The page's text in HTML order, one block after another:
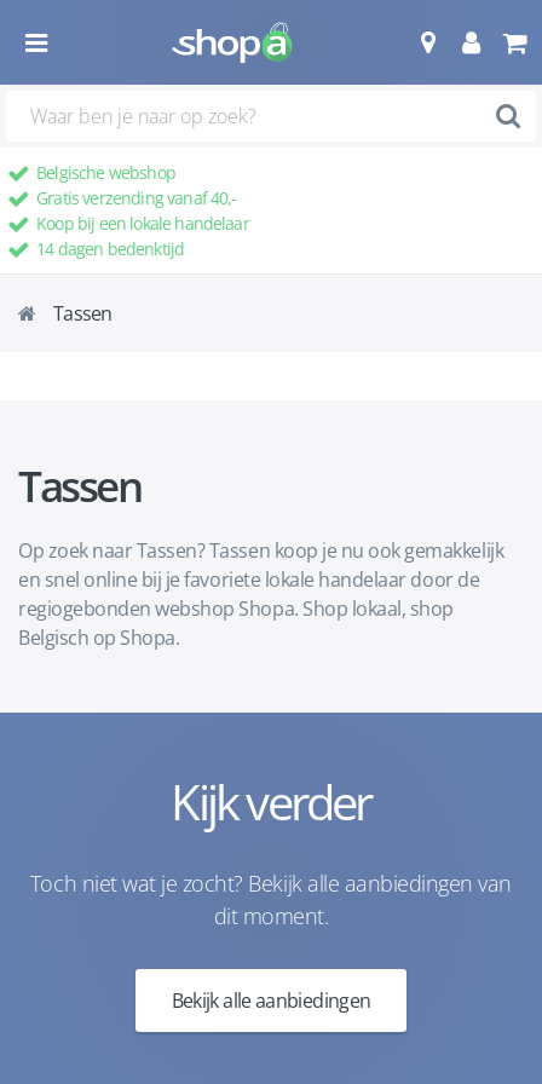
Belgische webshop
Gratis verzending vanaf 40,-
Koop bij een lokale handelaar
14 dagen bedenktijd
Tassen
Tassen
Op zoek naar Tassen? Tassen koop je nu ook gemakkelijk
en snel online bij je favoriete lokale handelaar door de
regiogebonden webshop Shopa. Shop lokaal, shop
Belgisch op Shopa.
Kijk verder
Toch niet wat je zocht? Bekijk alle aanbiedingen van
dit moment.
Bekijk alle aanbiedingen